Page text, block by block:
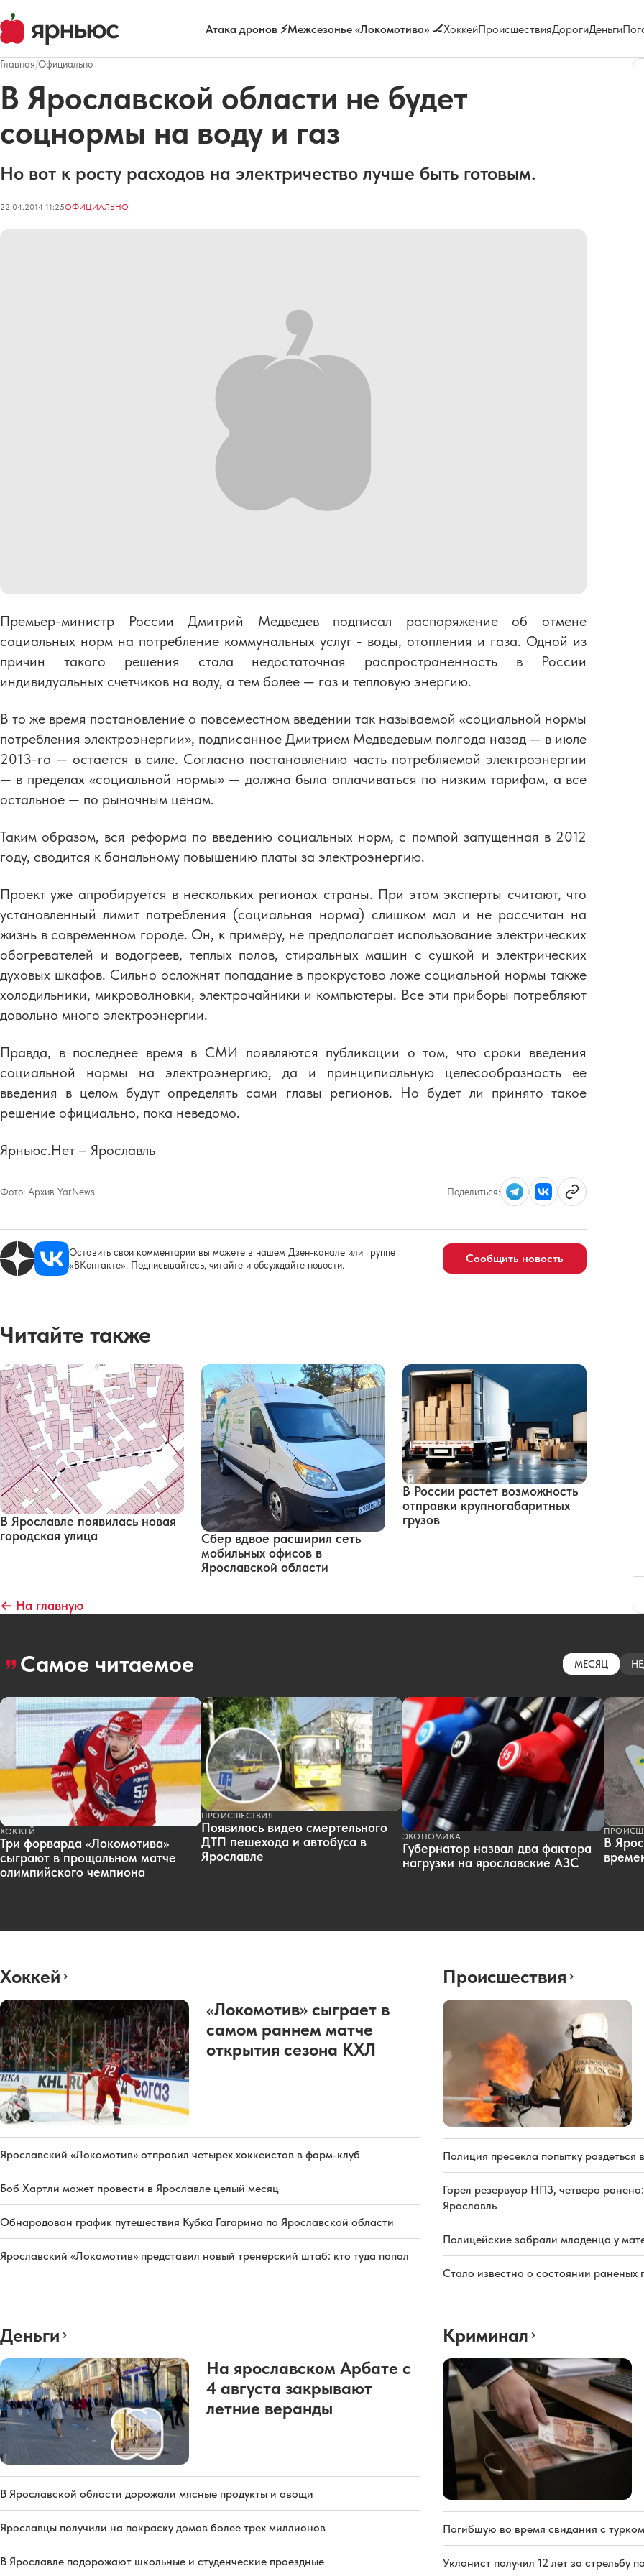
Атака дронов ⚡Межсезонье «Локомотива» 🏒ХоккейПроисшествияДорогиДеньги
Главная/Официально
В Ярославской области не будет
соцнормы на воду и газ
Но вот к росту расходов на электричество лучше быть готовым.
22.04.2014 11:25ОФИЦИАЛЬНО
Премьер-министр России Дмитрий Медведев подписал распоряжение об отмене
социальных норм на потребление коммунальных услуг - воды, отопления и газа. Одной из
причин такого решения стала недостаточная распространенность в России
индивидуальных счетчиков на воду, а тем более — газ и тепловую энергию.
В то же время постановление о повсеместном введении так называемой «социальной нормы
потребления электроэнергии», подписанное Дмитрием Медведевым полгода назад — в июле
2013-го — остается в силе. Согласно постановлению часть потребляемой электроэнергии
— в пределах «социальной нормы» — должна была оплачиваться по низким тарифам, а все
остальное — по рыночным ценам.
Таким образом, вся реформа по введению социальных норм, с помпой запущенная в 2012
году, сводится к банальному повышению платы за электроэнергию.
Проект уже апробируется в нескольких регионах страны. При этом эксперты считают, что
установленный лимит потребления (социальная норма) слишком мал и не рассчитан на
жизнь в современном городе. Он, к примеру, не предполагает использование электрических
обогревателей и водогреев, теплых полов, стиральных машин с сушкой и электрических
духовых шкафов. Сильно осложнят попадание в прокрустово ложе социальной нормы также
холодильники, микроволновки, электрочайники и компьютеры. Все эти приборы потребляют
довольно много электроэнергии.
Правда, в последнее время в СМИ появляются публикации о том, что сроки введения
социальной нормы на электроэнергию, да и принципиальную целесообразность ее
введения в целом будут определять сами главы регионов. Но будет ли принято такое
решение официально, пока неведомо.
Ярньюс.Нет – Ярославль
Фото: Архив YarNews Поделиться:
Оставить свои комментарии вы можете в нашем Дзен-канале или группе
«ВКонтакте». Подписывайтесь, читайте и обсуждайте новости.
Сообщить новость
Читайте также
В Ярославле появилась новая
городская улица
Сбер вдвое расширил сеть
мобильных офисов в
Ярославской области
В России растет возможность
отправки крупногабаритных
грузов
← На главную
Самое читаемое МЕСЯЦ
ХОККЕЙ
Три форварда «Локомотива»
сыграют в прощальном матче
олимпийского чемпиона
ПРОИСШЕСТВИЯ
Появилось видео смертельного
ДТП пешехода и автобуса в
Ярославле
ЭКОНОМИКА
Губернатор назвал два фактора
нагрузки на ярославские АЗС
В
Хоккей
«Локомотив» сыграет в
самом раннем матче
открытия сезона КХЛ
Ярославский «Локомотив» отправил четырех хоккеистов в фарм-клуб
Боб Хартли может провести в Ярославле целый месяц
Обнародован график путешествия Кубка Гагарина по Ярославской области
Ярославский «Локомотив» представил новый тренерский штаб: кто туда попал
Происшествия
Полиция пресекла попытку раздеться
Горел резервуар НПЗ, четверо
Ярославль
Полицейские забрали младенца у
Стало известно о состоянии
Деньги
На ярославском Арбате с
4 августа закрывают
летние веранды
В Ярославской области дорожали мясные продукты и овощи
Ярославцы получили на покраску домов более трех миллионов
В Ярославле подорожают школьные и студенческие проездные
Криминал
Погибшую во время свидания с
Уклонист получил 12 лет за стрельбу